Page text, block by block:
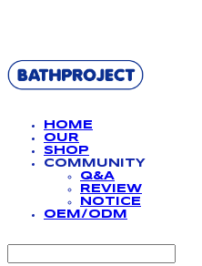
HOME
OUR
SHOP
COMMUNITY
Q&A
REVIEW
NOTICE
OEM/ODM